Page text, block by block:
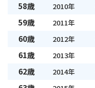
58歳 2010年
59歳 2011年
60歳 2012年
61歳 2013年
62歳 2014年